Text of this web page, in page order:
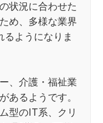
状況に合わせた
め、多様な業界
ようになりま
、介護・福祉業
あるようです。
型のIT系、クリ